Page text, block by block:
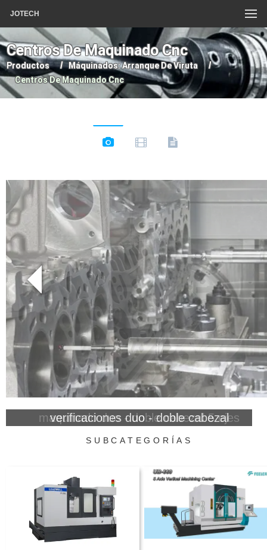
JOTECH
Centros De Maquinado Cnc
Productos
Máquinados: Arranque De Viruta
Centros De Maquinado Cnc
verificaciones duo - doble cabezal
SUBCATEGORÍAS